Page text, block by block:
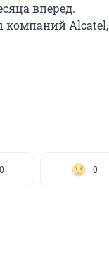
вперед.
компаний Alcatel,
0 0